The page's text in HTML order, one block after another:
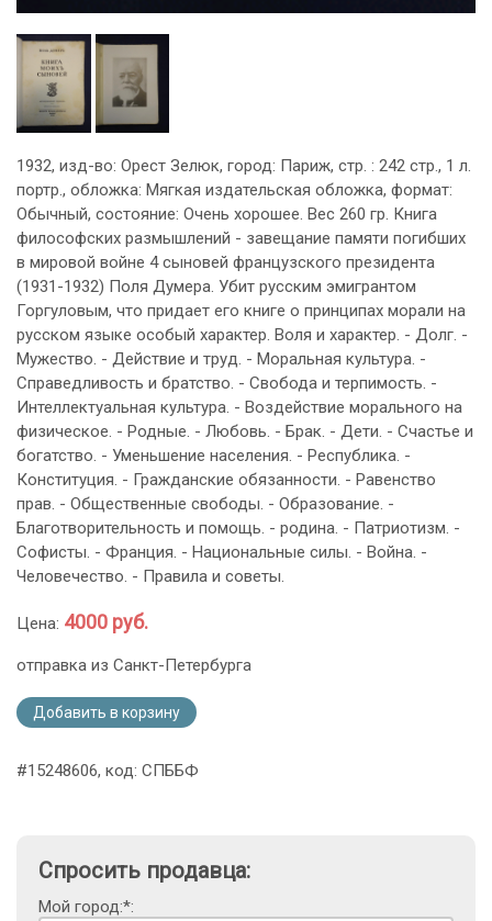
1932, изд-во: Орест Зелюк, город: Париж, стр. : 242 стр., 1 л.
портр., обложка: Мягкая издательская обложка, формат:
Обычный, состояние: Очень хорошее. Вес 260 гр. Книга
философских размышлений - завещание памяти погибших
в мировой войне 4 сыновей французского президента
(1931-1932) Поля Думера. Убит русским эмигрантом
Горгуловым, что придает его книге о принципах морали на
русском языке особый характер. Воля и характер. - Долг. -
Мужество. - Действие и труд. - Моральная культура. -
Справедливость и братство. - Свобода и терпимость. -
Интеллектуальная культура. - Воздействие морального на
физическое. - Родные. - Любовь. - Брак. - Дети. - Счастье и
богатство. - Уменьшение населения. - Республика. -
Конституция. - Гражданские обязанности. - Равенство
прав. - Общественные свободы. - Образование. -
Благотворительность и помощь. - родина. - Патриотизм. -
Софисты. - Франция. - Национальные силы. - Война. -
Человечество. - Правила и советы.
Цена: 4000 руб.
отправка из Санкт-Петербурга
Добавить в корзину
#15248606, код: СПББФ
Спросить продавца:
Мой город:*: